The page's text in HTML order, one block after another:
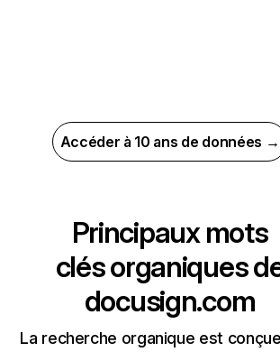
Accéder à 10 ans de données →
Principaux mots
clés organiques
docusign.com
La recherche organique est